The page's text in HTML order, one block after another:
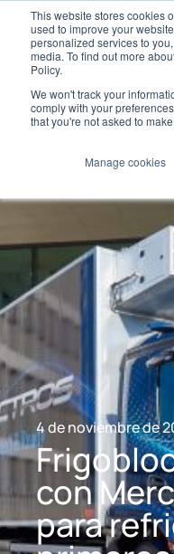
This website stores cookies
used to improve your
personalized services to
media. To find out more
Policy.
We won't track your
comply with your
that you're not asked to
Manage cookies
4 de noviembre de
con
para